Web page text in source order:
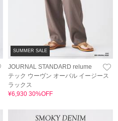
SUMMER SALE
JOURNAL STANDARD relume
テック ウーヴン オーバル イージース
ラックス
¥6,930 30%OFF